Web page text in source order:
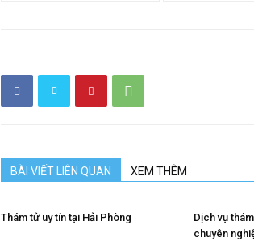
tham
BÀI VIẾT LIÊN QUAN XEM THÊM
Thám tử uy tín tại Hải Phòng
Dịch vụ
chuyên